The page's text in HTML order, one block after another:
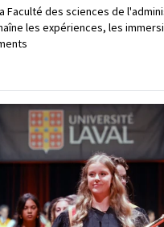
Faculté des sciences de
les expériences, les